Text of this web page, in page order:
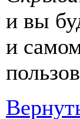
и вы
и